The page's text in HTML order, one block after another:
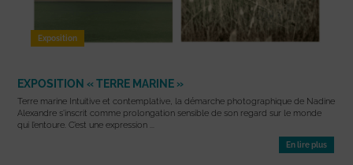
Exposition
EXPOSITION « TERRE MARINE »
Terre marine Intuitive et contemplative, la démarche photographique de Nadine
Alexandre s’inscrit comme prolongation sensible de son regard sur le monde
qui l’entoure. C’est une expression ...
En lire plus